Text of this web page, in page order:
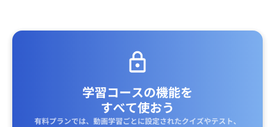
学習コースの機能を
すべて使おう
有料プランでは、動画学習ごとに設定されたクイズやテスト、